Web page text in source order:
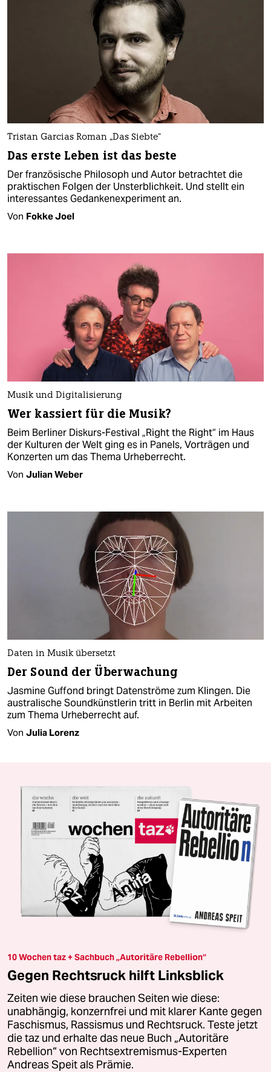
Tristan Garcias Roman „Das Siebte“
Das erste Leben ist das beste
Der französische Philosoph und Autor betrachtet die
praktischen Folgen der Unsterblichkeit. Und stellt ein
interessantes Gedankenexperiment an.
Von Fokke Joel
Musik und Digitalisierung
Wer kassiert für die Musik?
Beim Berliner Diskurs-Festival „Right the Right“ im Haus
der Kulturen der Welt ging es in Panels, Vorträgen und
Konzerten um das Thema Urheberrecht.
Von Julian Weber
Daten in Musik übersetzt
Der Sound der Überwachung
Jasmine Guffond bringt Datenströme zum Klingen. Die
australische Soundkünstlerin tritt in Berlin mit Arbeiten
zum Thema Urheberrecht auf.
Von Julia Lorenz
10 Wochen taz + Sachbuch „Autoritäre Rebellion“
Gegen Rechtsruck hilft Linksblick
Zeiten wie diese brauchen Seiten wie diese:
unabhängig, konzernfrei und mit klarer Kante gegen
Faschismus, Rassismus und Rechtsruck. Teste jetzt
die taz und erhalte das neue Buch „Autoritäre
Rebellion“ von Rechtsextremismus-Experten
Andreas Speit als Prämie.